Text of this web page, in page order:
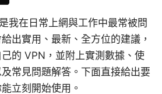
我在日常上網與工作中最常被問
出實用、最新、全方位的建議，
的 VPN，並附上實測數據、使
常見問題解答。下面直接給出要
立刻開始使用。